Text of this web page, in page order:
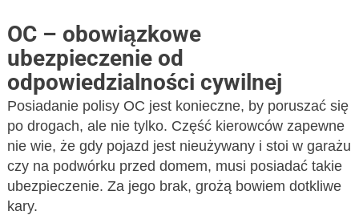
OC – obowiązkowe
ubezpieczenie od
odpowiedzialności cywilnej
Posiadanie polisy OC jest konieczne, by poruszać się
po drogach, ale nie tylko. Część kierowców zapewne
nie wie, że gdy pojazd jest nieużywany i stoi w garażu
czy na podwórku przed domem, musi posiadać takie
ubezpieczenie. Za jego brak, grożą bowiem dotkliwe
kary.